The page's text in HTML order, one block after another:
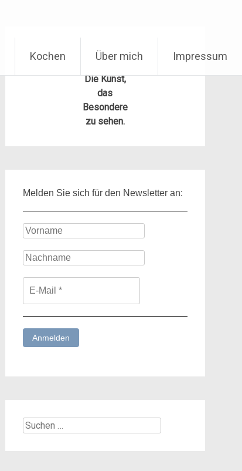
Kochen Über mich Impressum
Die Kunst,
das
Besondere
zu sehen.
Melden Sie sich für den Newsletter an:
Suchen